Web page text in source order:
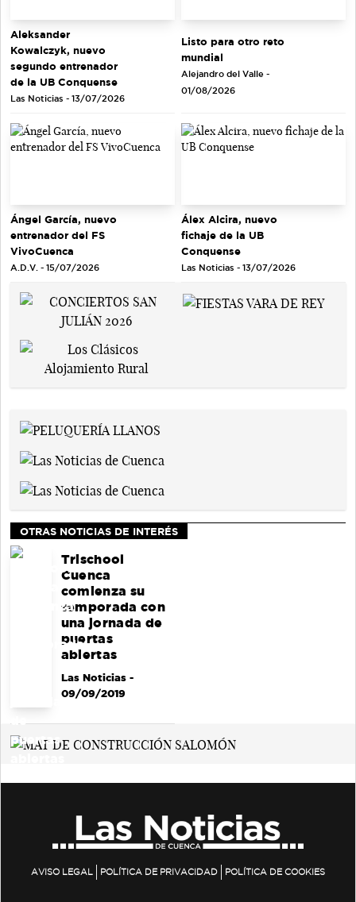
Aleksander
Kowalczyk, nuevo
segundo entrenador
de la UB Conquense
Las Noticias - 13/07/2026
Listo para otro reto
mundial
Alejandro del Valle -
01/08/2026
Ángel García, nuevo
entrenador del FS
VivoCuenca
A.D.V. - 15/07/2026
Álex Alcira, nuevo
fichaje de la UB
Conquense
Las Noticias - 13/07/2026
OTRAS NOTICIAS DE INTERÉS
Trischool
Cuenca
comienza su
temporada con
una jornada de
puertas
abiertas
Las Noticias-
09/09/2019
AVISO LEGAL POLÍTICA DE PRIVACIDAD POLÍTICA DE COOKIES